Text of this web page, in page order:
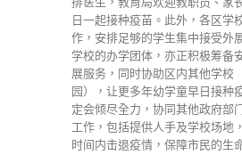
日一起接种疫苗。此外，各区学
作，安排足够的学生集中接受外
学校的办学团体，亦正积极筹备
展服务，同时协助区内其他学校
园），让更多年幼学童早日接种
定会倾尽全力，协同其他政府部
工作，包括提供人手及学校场地
时间内击退疫情，保障市民的生